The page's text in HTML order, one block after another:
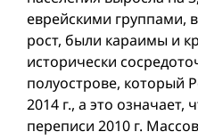
еврейскими группами,
рост, были караимы и
исторически
полуострове, который
2014 г., а это означает,
переписи 2010 г.